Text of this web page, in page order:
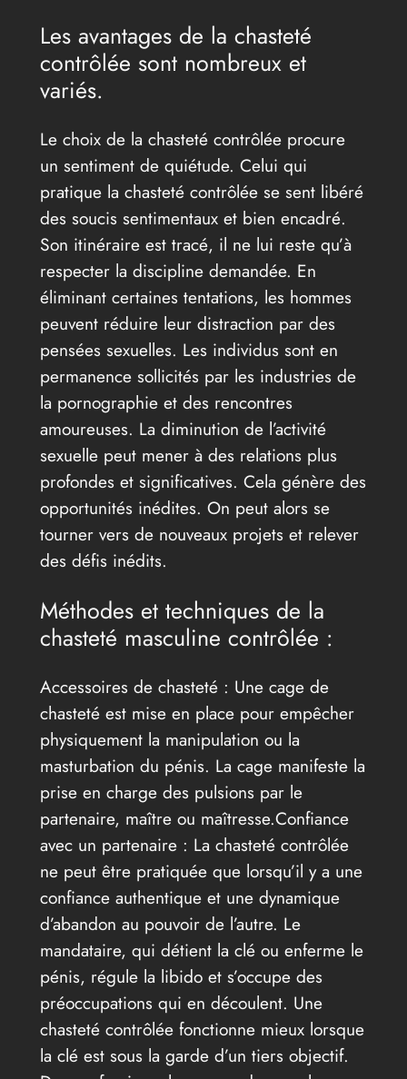
Les avantages de la chasteté
contrôlée sont nombreux et
variés.
Le choix de la chasteté contrôlée procure
un sentiment de quiétude. Celui qui
pratique la chasteté contrôlée se sent libéré
des soucis sentimentaux et bien encadré.
Son itinéraire est tracé, il ne lui reste qu’à
respecter la discipline demandée. En
éliminant certaines tentations, les hommes
peuvent réduire leur distraction par des
pensées sexuelles. Les individus sont en
permanence sollicités par les industries de
la pornographie et des rencontres
amoureuses. La diminution de l’activité
sexuelle peut mener à des relations plus
profondes et significatives. Cela génère des
opportunités inédites. On peut alors se
tourner vers de nouveaux projets et relever
des défis inédits.
Méthodes et techniques de la
chasteté masculine contrôlée :
Accessoires de chasteté : Une cage de
chasteté est mise en place pour empêcher
physiquement la manipulation ou la
masturbation du pénis. La cage manifeste la
prise en charge des pulsions par le
partenaire, maître ou maîtresse.Confiance
avec un partenaire : La chasteté contrôlée
ne peut être pratiquée que lorsqu’il y a une
confiance authentique et une dynamique
d’abandon au pouvoir de l’autre. Le
mandataire, qui détient la clé ou enferme le
pénis, régule la libido et s’occupe des
préoccupations qui en découlent. Une
chasteté contrôlée fonctionne mieux lorsque
la clé est sous la garde d’un tiers objectif.